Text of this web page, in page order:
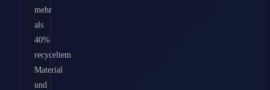
mehr
als
40%
recyceltem
Material
und